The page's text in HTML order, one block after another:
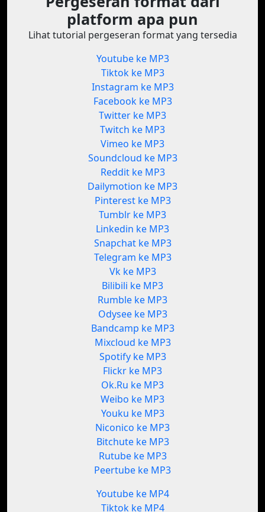
platform apa pun
Lihat tutorial pergeseran format yang tersedia
Youtube ke MP3
Tiktok ke MP3
Instagram ke MP3
Facebook ke MP3
Twitter ke MP3
Twitch ke MP3
Vimeo ke MP3
Soundcloud ke MP3
Reddit ke MP3
Dailymotion ke MP3
Pinterest ke MP3
Tumblr ke MP3
Linkedin ke MP3
Snapchat ke MP3
Telegram ke MP3
Vk ke MP3
Bilibili ke MP3
Rumble ke MP3
Odysee ke MP3
Bandcamp ke MP3
Mixcloud ke MP3
Spotify ke MP3
Flickr ke MP3
Ok.Ru ke MP3
Weibo ke MP3
Youku ke MP3
Niconico ke MP3
Bitchute ke MP3
Rutube ke MP3
Peertube ke MP3
Youtube ke MP4
Tiktok ke MP4